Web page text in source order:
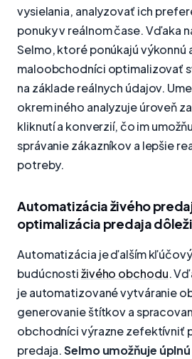
vysielania, analyzovať ich
ponuky v reálnom čase. Vďaka
Selmo, ktoré ponúkajú výkonnú
maloobchodníci optimalizovať
na základe reálnych údajov.
okrem iného analyzuje úroveň
kliknutí a konverzií, čo im
správanie zákazníkov a lepšie
potreby.
Automatizácia živého
optimalizácia predaja
Automatizácia je ďalším
budúcnostiživého obchodu.
je automatizované vytváranie
generovanie štítkov a
obchodníci výrazne zefektívniť
predaja.Selmo umožňuje